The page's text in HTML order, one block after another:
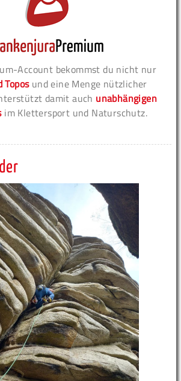
Account bekommst du nicht nur
Toposund eine Menge nützlicher
damit auch unabhängigen
im Klettersport und Naturschutz.